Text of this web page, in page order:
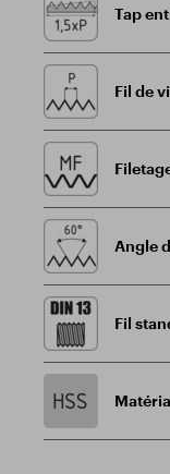
Tap
Fil de
Angle
Fil